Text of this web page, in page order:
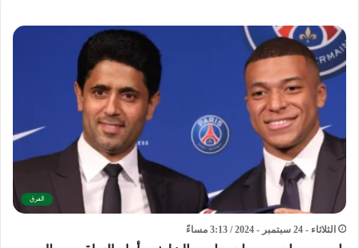
الفرق
الثلاثاء - 24 سبتمبر - 2024 / 3:13 مساءً